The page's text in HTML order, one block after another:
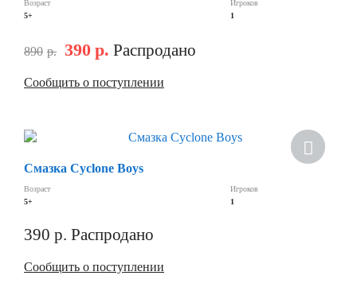
Возраст
5+
Игроков
1
890 р. 390 р. Распродано
Сообщить о поступлении
Смазка Cyclone Boys
Возраст
5+
Игроков
1
390 р. Распродано
Сообщить о поступлении